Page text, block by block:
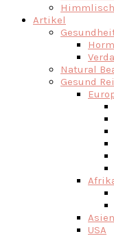
Artikel
Natural
Gesund
Asien
USA